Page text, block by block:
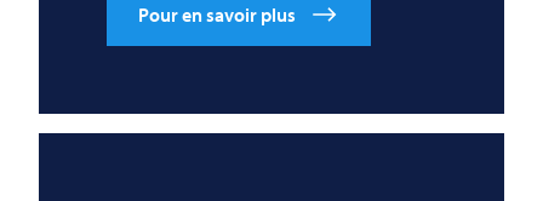
Pour en savoir plus